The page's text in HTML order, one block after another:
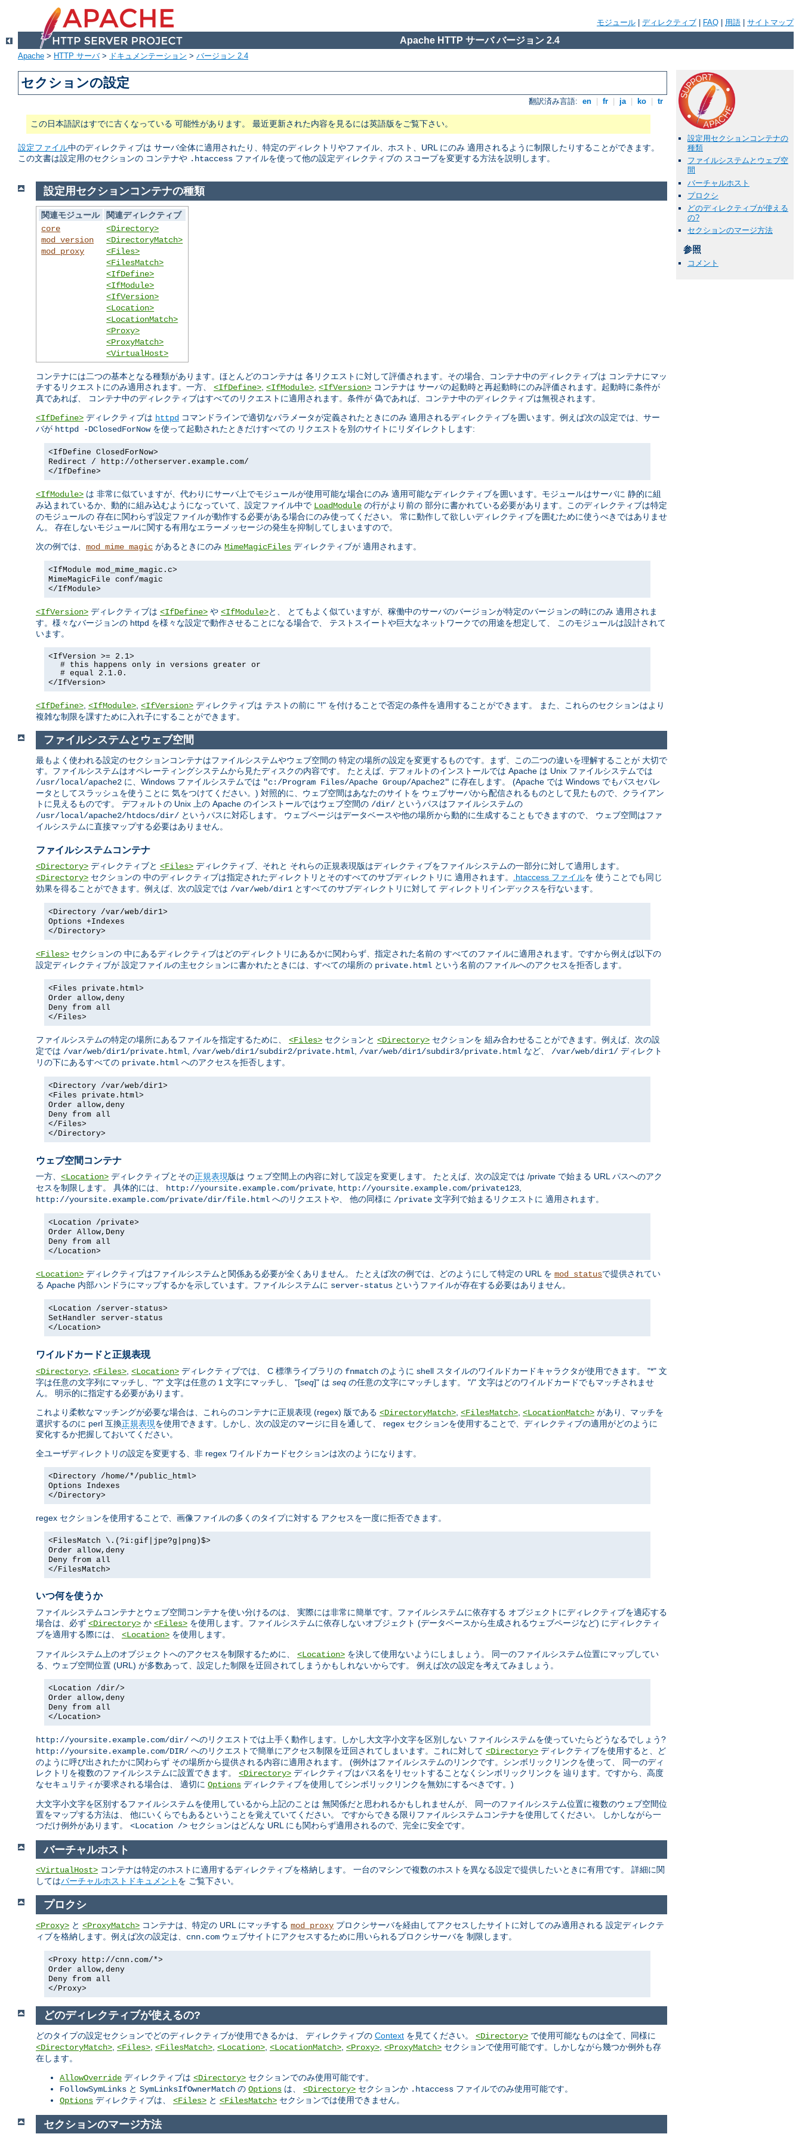
モジュール ディレクティブ FAQ 用語 サイトマップ
Apache HTTP サーバ バージョン 2.4
Apache > HTTP サーバ> ドキュメンテーション > バージョン 2.4
セクションの設定
翻訳済み言語: en fr ja ko tr
この日本語訳はすでに古くなっている 可能性があります。 最近更新された内容を見るには英語版をご覧下さい。
設定ファイル中のディレクティブは サーバ全体に適用されたり、特定のディレクトリやファイル、ホスト、URL にのみ 適用されるように制限したりすることができます。
この文書は設定用のセクションの コンテナや .htaccess ファイルを使って他の設定ディレクティブの スコープを変更する方法を説明します。
設定用セクションコンテナの
種類
ファイルシステムとウェブ空
間
バーチャルホスト
プロクシ
どのディレクティブが使える
の?
セクションのマージ方法
参照
コメント
設定用セクションコンテナの種類
関連モジュール
関連ディレクティブ
core
mod_version
mod_proxy
<Directory>
<DirectoryMatch>
<Files>
<FilesMatch>
<IfDefine>
<IfModule>
<IfVersion>
<Location>
<LocationMatch>
<Proxy>
<ProxyMatch>
<VirtualHost>
コンテナには二つの基本となる種類があります。ほとんどのコンテナは 各リクエストに対して評価されます。その場合、コンテナ中のディレクティブは コンテナにマッ
チするリクエストにのみ適用されます。一方、 <IfDefine> <IfModule> <IfVersion> コンテナは サーバの起動時と再起動時にのみ評価されます。起動時に条件が
真であれば、 コンテナ中のディレクティブはすべてのリクエストに適用されます。条件が 偽であれば、コンテナ中のディレクティブは無視されます。
<IfDefine> ディレクティブは httpd コマンドラインで適切なパラメータが定義されたときにのみ 適用されるディレクティブを囲います。例えば次の設定では、サー
バが httpd -DClosedForNowを使って起動されたときだけすべての リクエストを別のサイトにリダイレクトします:
<IfDefine ClosedForNow>
Redirect / http://otherserver.example.com/
</IfDefine>
<IfModule> は 非常に似ていますが、代わりにサーバ上でモジュールが使用可能な場合にのみ 適用可能なディレクティブを囲います。モジュールはサーバに 静的に組
み込まれているか、動的に組み込むようになっていて、設定ファイル中で LoadModule の行がより前の 部分に書かれている必要があります。このディレクティブは特定
のモジュールの 存在に関わらず設定ファイルが動作する必要がある場合にのみ使ってください。 常に動作して欲しいディレクティブを囲むために使うべきではありませ
ん。 存在しないモジュールに関する有用なエラーメッセージの発生を抑制してしまいますので。
次の例では、 mod_mime_magic があるときにのみ MimeMagicFiles ディレクティブが 適用されます。
<IfModule mod_mime_magic.c>
MimeMagicFile conf/magic
</IfModule>
<IfVersion> ディレクティブは <IfDefine> や <IfModule>と、 とてもよく似ていますが、稼働中のサーバのバージョンが特定のバージョンの時にのみ 適用されま
す。様々なバージョンの httpd を様々な設定で動作させることになる場合で、 テストスイートや巨大なネットワークでの用途を想定して、 このモジュールは設計されて
います。
<IfVersion >= 2.1>
# this happens only in versions greater or
# equal 2.1.0.
</IfVersion>
<IfDefine> <IfModule> <IfVersion> ディレクティブは テストの前に "!" を付けることで否定の条件を適用することができます。 また、これらのセクションはより
複雑な制限を課すために入れ子にすることができます。
ファイルシステムとウェブ空間
最もよく使われる設定のセクションコンテナはファイルシステムやウェブ空間の 特定の場所の設定を変更するものです。まず、この二つの違いを理解することが 大切で
す。ファイルシステムはオペレーティングシステムから見たディスクの内容です。 たとえば、デフォルトのインストールでは Apache は Unix ファイルシステムでは
/usr/local/apache2 に、Windows ファイルシステムでは "c:/Program Files/Apache Group/Apache2" に存在します。 (Apache では Windows でもパスセパレ
ータとしてスラッシュを使うことに 気をつけてください。) 対照的に、ウェブ空間はあなたのサイトを ウェブサーバから配信されるものとして見たもので、クライアン
トに見えるものです。 デフォルトの Unix 上の Apache のインストールではウェブ空間の /dir/ というパスはファイルシステムの
/usr/local/apache2/htdocs/dir/ というパスに対応します。 ウェブページはデータベースや他の場所から動的に生成することもできますので、 ウェブ空間はファ
イルシステムに直接マップする必要はありません。
ファイルシステムコンテナ
<Directory> ディレクティブと <Files> ディレクティブ、それと それらの正規表現版はディレクティブをファイルシステムの一部分に対して適用します。
<Directory> セクションの 中のディレクティブは指定されたディレクトリとそのすべてのサブディレクトリに 適用されます。 .htaccess ファイルを 使うことでも同じ
効果を得ることができます。例えば、次の設定では /var/web/dir1 とすべてのサブディレクトリに対して ディレクトリインデックスを行ないます。
<Directory /var/web/dir1>
Options +Indexes
</Directory>
<Files> セクションの 中にあるディレクティブはどのディレクトリにあるかに関わらず、指定された名前の すべてのファイルに適用されます。ですから例えば以下の
設定ディレクティブが 設定ファイルの主セクションに書かれたときには、すべての場所の private.html という名前のファイルへのアクセスを拒否します。
<Files private.html>
Order allow,deny
Deny from all
</Files>
ファイルシステムの特定の場所にあるファイルを指定するために、 <Files> セクションと <Directory> セクションを 組み合わせることができます。例えば、次の設
定では /var/web/dir1/private.html, /var/web/dir1/subdir2/private.html, /var/web/dir1/subdir3/private.html など、 /var/web/dir1/ ディレクト
リの下にあるすべての private.html へのアクセスを拒否します。
<Directory /var/web/dir1>
<Files private.html>
Order allow,deny
Deny from all
</Files>
</Directory>
ウェブ空間コンテナ
一方、 <Location> ディレクティブとその正規表現版は ウェブ空間上の内容に対して設定を変更します。 たとえば、次の設定では /private で始まる URL パスへのアク
セスを制限します。 具体的には、 http://yoursite.example.com/private, http://yoursite.example.com/private123,
http://yoursite.example.com/private/dir/file.html へのリクエストや、 他の同様に /private 文字列で始まるリクエストに 適用されます。
<Location /private>
Order Allow,Deny
Deny from all
</Location>
<Location> ディレクティブはファイルシステムと関係ある必要が全くありません。 たとえば次の例では、どのようにして特定の URL を mod_statusで提供されてい
る Apache 内部ハンドラにマップするかを示しています。ファイルシステムに server-status というファイルが存在する必要はありません。
<Location /server-status>
SetHandler server-status
</Location>
ワイルドカードと正規表現
<Directory> <Files> <Location> ディレクティブでは、 C 標準ライブラリの fnmatch のように shell スタイルのワイルドカードキャラクタが使用できます。 "*" 文
字は任意の文字列にマッチし、"?" 文字は任意の 1 文字にマッチし、 "[seq]" は seq の任意の文字にマッチします。 "/" 文字はどのワイルドカードでもマッチされませ
ん。 明示的に指定する必要があります。
これより柔軟なマッチングが必要な場合は、これらのコンテナに正規表現 (regex) 版である <DirectoryMatch> <FilesMatch> <LocationMatch> があり、マッチを
選択するのに perl 互換正規表現を使用できます。しかし、次の設定のマージに目を通して、 regex セクションを使用することで、ディレクティブの適用がどのように
変化するか把握しておいてください。
全ユーザディレクトリの設定を変更する、非 regex ワイルドカードセクションは次のようになります。
<Directory /home/*/public_html>
Options Indexes
</Directory>
regex セクションを使用することで、画像ファイルの多くのタイプに対する アクセスを一度に拒否できます。
<FilesMatch \.(?i:gif|jpe?g|png)$>
Order allow,deny
Deny from all
</FilesMatch>
いつ何を使うか
ファイルシステムコンテナとウェブ空間コンテナを使い分けるのは、 実際には非常に簡単です。ファイルシステムに依存する オブジェクトにディレクティブを適応する
場合は、必ず <Directory> か <Files> を使用します。ファイルシステムに依存しないオブジェクト (データベースから生成されるウェブページなど) にディレクティ
ブを適用する際には、 <Location> を使用します。
ファイルシステム上のオブジェクトへのアクセスを制限するために、 <Location> を決して使用ないようにしましょう。 同一のファイルシステム位置にマップしてい
る、ウェブ空間位置 (URL) が多数あって、設定した制限を迂回されてしまうかもしれないからです。 例えば次の設定を考えてみましょう。
<Location /dir/>
Order allow,deny
Deny from all
</Location>
http://yoursite.example.com/dir/ へのリクエストでは上手く動作します。しかし大文字小文字を区別しない ファイルシステムを使っていたらどうなるでしょう?
http://yoursite.example.com/DIR/ へのリクエストで簡単にアクセス制限を迂回されてしまいます。これに対して <Directory> ディレクティブを使用すると、ど
のように呼び出されたかに関わらず その場所から提供される内容に適用されます。 (例外はファイルシステムのリンクです。シンボリックリンクを使って、 同一のディ
レクトリを複数のファイルシステムに設置できます。 <Directory> ディレクティブはパス名をリセットすることなくシンボリックリンクを 辿ります。ですから、高度
なセキュリティが要求される場合は、 適切に Options ディレクティブを使用してシンボリックリンクを無効にするべきです。)
大文字小文字を区別するファイルシステムを使用しているから上記のことは 無関係だと思われるかもしれませんが、 同一のファイルシステム位置に複数のウェブ空間位
置をマップする方法は、 他にいくらでもあるということを覚えていてください。 ですからできる限りファイルシステムコンテナを使用してください。 しかしながら一
つだけ例外があります。 <Location /> セクションはどんな URL にも関わらず適用されるので、完全に安全です。
バーチャルホスト
<VirtualHost> コンテナは特定のホストに適用するディレクティブを格納します。 一台のマシンで複数のホストを異なる設定で提供したいときに有用です。 詳細に関
してはバーチャルホストドキュメント を ご覧下さい。
プロクシ
<Proxy> と <ProxyMatch> コンテナは、特定の URL にマッチする mod_proxy プロクシサーバを経由してアクセスしたサイトに対してのみ適用される 設定ディレクテ
ィブを格納します。例えば次の設定は、 cnn.com ウェブサイトにアクセスするために用いられるプロクシサーバを 制限します。
<Proxy http://cnn.com/*>
Order allow,deny
Deny from all
</Proxy>
どのディレクティブが使えるの?
どのタイプの設定セクションでどのディレクティブが使用できるかは、 ディレクティブの Context を見てください。 <Directory> で使用可能なものは全て、同様に
<DirectoryMatch> <Files> <FilesMatch> <Location> <LocationMatch> <Proxy> <ProxyMatch> セクションで使用可能です。しかしながら幾つか例外も存
在します。
AllowOverride ディレクティブは <Directory> セクションでのみ使用可能です。
FollowSymLinks と SymLinksIfOwnerMatch の Options は、 <Directory> セクションか .htaccess ファイルでのみ使用可能です。
Options ディレクティブは、 <Files> と <FilesMatch> セクションでは使用できません。
セクションのマージ方法